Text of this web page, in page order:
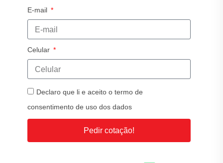
E-mail
Celular
Declaro que li e aceito o termo de
consentimento de uso dos dados
Pedir cotação!